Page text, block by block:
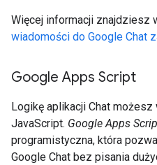
Więcej informacji znajdziesz
wiadomości do Google Chat
Google Apps Script
Logikę aplikacji Chat
JavaScript. Google Apps
programistyczna, która
Google Chat bez pisania